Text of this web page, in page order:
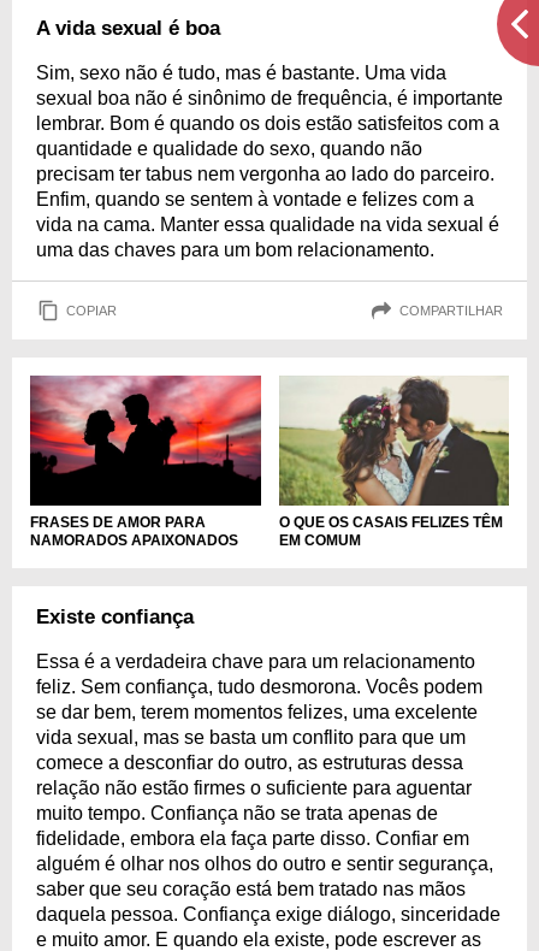
A vida sexual é boa
Sim, sexo não é tudo, mas é bastante. Uma vida
sexual boa não é sinônimo de frequência, é importante
lembrar. Bom é quando os dois estão satisfeitos com a
quantidade e qualidade do sexo, quando não
precisam ter tabus nem vergonha ao lado do parceiro.
Enfim, quando se sentem à vontade e felizes com a
vida na cama. Manter essa qualidade na vida sexual é
uma das chaves para um bom relacionamento.
COPIAR COMPARTILHAR
FRASES DE AMOR PARA
NAMORADOS APAIXONADOS
O QUE OS CASAIS FELIZES TÊM
EM COMUM
Existe confiança
Essa é a verdadeira chave para um relacionamento
feliz. Sem confiança, tudo desmorona. Vocês podem
se dar bem, terem momentos felizes, uma excelente
vida sexual, mas se basta um conflito para que um
comece a desconfiar do outro, as estruturas dessa
relação não estão firmes o suficiente para aguentar
muito tempo. Confiança não se trata apenas de
fidelidade, embora ela faça parte disso. Confiar em
alguém é olhar nos olhos do outro e sentir segurança,
saber que seu coração está bem tratado nas mãos
daquela pessoa. Confiança exige diálogo, sinceridade
e muito amor. E quando ela existe, pode escrever as